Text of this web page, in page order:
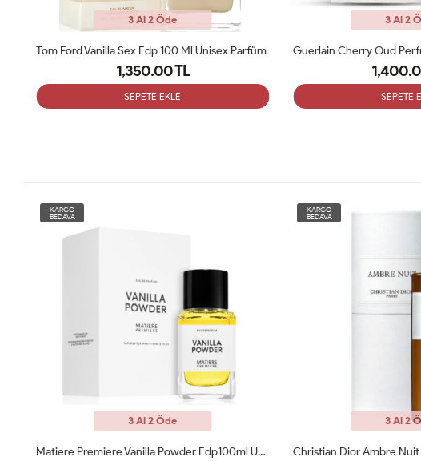
3 Al 2 Öde
Tom Ford Vanilla Sex Edp 100 Ml Unisex Parfüm
1,350.00 TL
SEPETE EKLE
3 Al 2
SEPETE
KARGO
BEDAVA
3 Al 2 Öde
Matiere Premiere Vanilla Powder Edp100ml Unisex Parfüm ARC
KARGO
BEDAVA
3 Al 2